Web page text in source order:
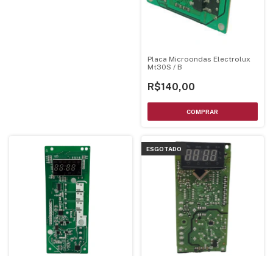
Placa Microondas Electrolux
Mt30S / B
R$140,00
ESGOTADO